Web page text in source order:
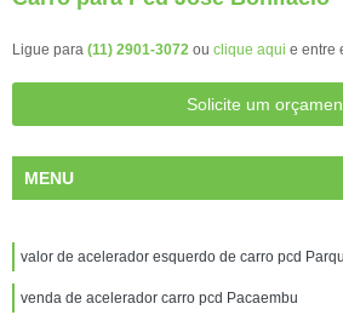
Ligue para (11) 2901-3072 ou clique aqui e entre
Solicite um
MENU
valor de acelerador esquerdo de carro pcd
venda de acelerador carro pcd Pacaembu